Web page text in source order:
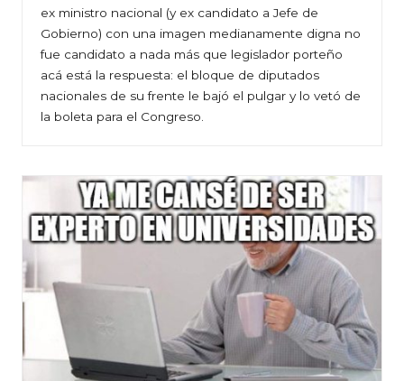
ex ministro nacional (y ex candidato a Jefe de
Gobierno) con una imagen medianamente digna no
fue candidato a nada más que legislador porteño
acá está la respuesta: el bloque de diputados
nacionales de su frente le bajó el pulgar y lo vetó de
la boleta para el Congreso.